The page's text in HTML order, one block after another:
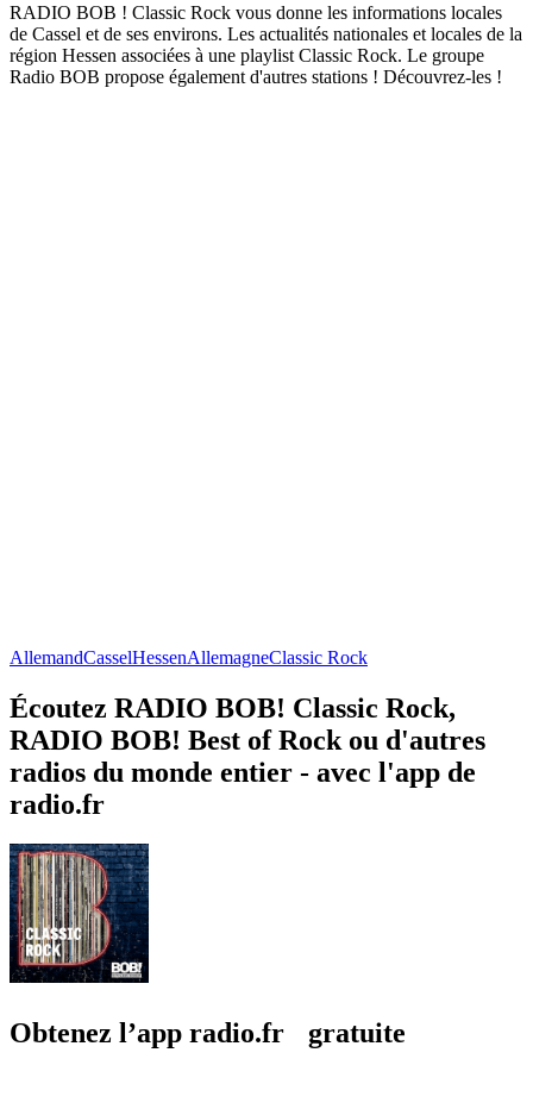
RADIO BOB ! Classic Rock vous donne les informations locales
de Cassel et de ses environs. Les actualités nationales et locales de la
région Hessen associées à une playlist Classic Rock. Le groupe
Radio BOB propose également d'autres stations ! Découvrez-les !
AllemandCasselHessenAllemagneClassic Rock
Écoutez RADIO BOB! Classic Rock,
RADIO BOB! Best of Rock ou d'autres
radios du monde entier - avec l'app de
radio.fr
Obtenez l’app radio.fr gratuite